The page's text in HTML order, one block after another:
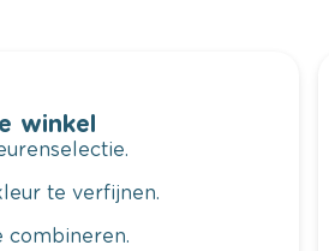
winkel
te verfijnen.
combineren.